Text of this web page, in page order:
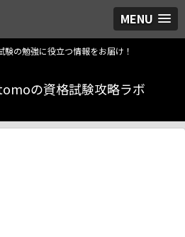
MENU
験の勉強に役立つ情報をお届け！
の資格試験攻略ラボ